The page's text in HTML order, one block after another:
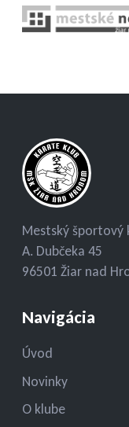
Mestský športový
A. Dubčeka 45
96501 Žiar nad
Navigácia
Úvod
Novinky
O klube